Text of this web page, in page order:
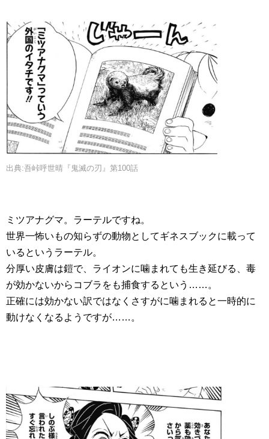
出典:吾峠呼世晴『鬼滅の刃』第100話
ミツアナグマ。ラーテルですね。
世界一怖いもの知らずの動物としてギネスブックに載って
いるというラーテル。
分厚い皮膚は鎧で、ライオンに噛まれても生き延びる、毒
が効かないからコブラをも捕食するという……。
正確には効かない訳ではなくさすがに噛まれると一時的に
動けなくなるようですが……。